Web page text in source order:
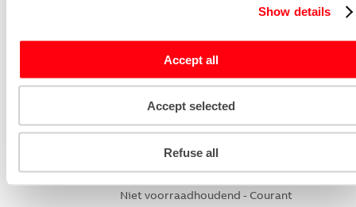
Show details
Accept all
Accept selected
Refuse all
M compact CMS sensor 20A TRMS
2CCA880102R0001
Niet voorraadhoudend - Courant
Nevenapparaat modulair System pro M
compact Hulpcontact 2M
S2C-H20L
Niet voorraadhoudend - Courant